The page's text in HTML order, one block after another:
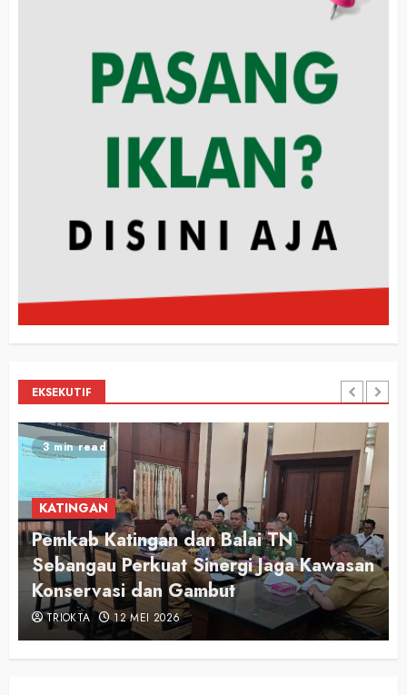
EKSEKUTIF
2 min read
KATINGAN
Audiensi Otong Awi 2026, Bupati Saiful
Apresiasi Semangat Putra-Putri
Pariwisata Katingan
TRIOKTA 12 MEI 2026